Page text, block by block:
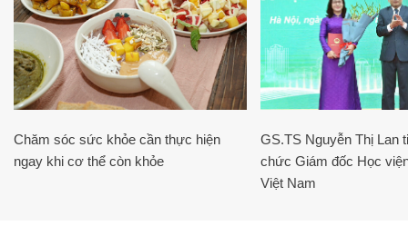
Chăm sóc sức khỏe cần thực hiện
ngay khi cơ thể còn khỏe
GS.TS Nguyễn Thị Lan
chức Giám đốc Học
Việt Nam